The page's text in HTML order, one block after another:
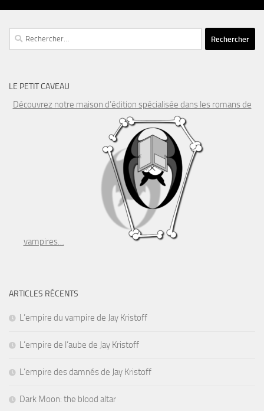
Rechercher :
LE PETIT CAVEAU
Découvrez notre maison d’édition spécialisée dans les romans de
vampires…
ARTICLES RÉCENTS
L’empire du vampire de Jay Kristoff
L’empire de l’aube de Jay Kristoff
L’empire des damnés de Jay Kristoff
Dark Moon: the blood altar